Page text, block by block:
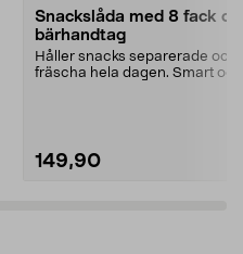
Snackslåda med 8 fack och
bärhandtag
Håller snacks separerade och
fräscha hela dagen. Smart och
149,90